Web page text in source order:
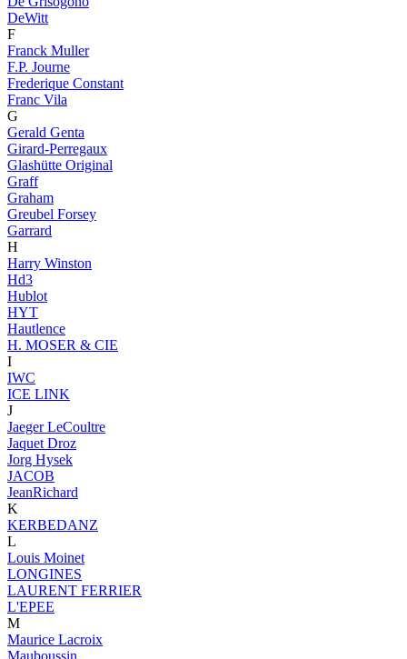
DeWitt
F
Franck Muller
F.P. Journe
Frederique Constant
Franc Vila
G
Gerald Genta
Girard-Perregaux
Glashütte Original
Graff
Graham
Greubel Forsey
Garrard
H
Harry Winston
Hd3
Hublot
HYT
Hautlence
H. MOSER & CIE
I
IWC
ICE LINK
J
Jaeger LeCoultre
Jaquet Droz
Jorg Hysek
JACOB
JeanRichard
K
KERBEDANZ
L
Louis Moinet
LONGINES
LAURENT FERRIER
L'EPEE
M
Maurice Lacroix
Mauboussin